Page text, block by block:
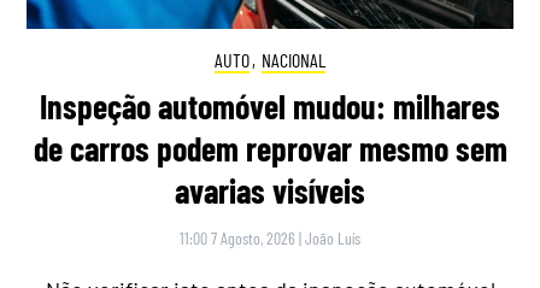
AUTO, NACIONAL
Inspeção automóvel mudou: milhares
de carros podem reprovar mesmo sem
avarias visíveis
11:00 7 Agosto, 2026 |João Luís